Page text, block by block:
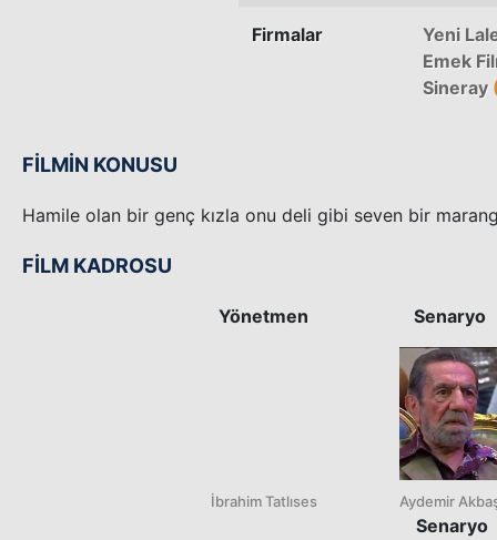
Firmalar
Yeni
Emek
Sineray
FİLMİN KONUSU
Hamile olan bir genç kızla onu deli gibi seven bir
FİLM KADROSU
Yönetmen
İbrahim Tatlıses
Senaryo
Aydemir
Senaryo